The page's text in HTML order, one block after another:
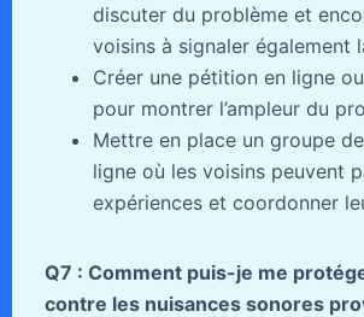
discuter du problème et
voisins à signaler également
Créer une pétition en ligne
pour montrer l’ampleur du
Mettre en place un groupe
ligne où les voisins peuvent
expériences et coordonner
Q7 : Comment puis-je me
contre les nuisances sonores